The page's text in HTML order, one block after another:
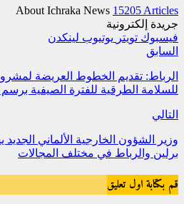
About Ichraka News 15205 Articles
جريدة إلكترونية
فيسبوك تويتر يوتيوب لينكدن
السابق
الرباط: تقديم الخطوط العريضة
للسلامة الطرقية للفترة الصيفية برسم 2025
التالي
وزير الشؤون الخارجية الألماني الجديد
برلين والرباط في مختلف المجالات
قم بكتابة اول تعليق